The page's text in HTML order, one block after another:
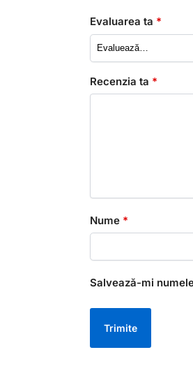
Evaluarea ta *
Recenzia ta *
Nume *
Salvează-mi